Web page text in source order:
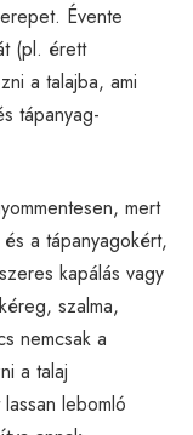
Évente
(pl. érett
a talajba, ami
tápanyag-
mert
a tápanyagokért,
kapálás vagy
szalma,
nemcsak a
a talaj
lebomló